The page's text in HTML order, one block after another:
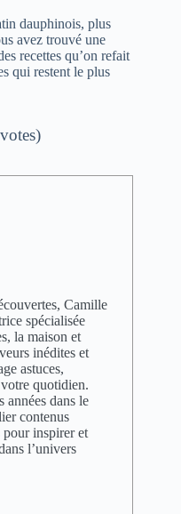
dauphinois, plus
avez trouvé une
recettes qu’on refait
qui restent le plus
Camille
spécialisée
la maison et
inédites et
astuces,
quotidien.
années dans le
contenus
pour inspirer et
l’univers